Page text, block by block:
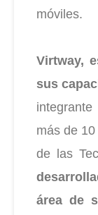
móviles.
Virtway,
sus
más de
de las
área de